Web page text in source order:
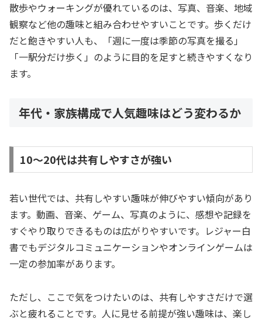
散歩やウォーキングが優れているのは、写真、音楽、地域
観察など他の趣味と組み合わせやすいことです。歩くだけ
だと飽きやすい人も、「週に一度は季節の写真を撮る」
「一駅分だけ歩く」のように目的を足すと続きやすくなり
ます。
年代・家族構成で人気趣味はどう変わるか
10〜20代は共有しやすさが強い
若い世代では、共有しやすい趣味が伸びやすい傾向があり
ます。動画、音楽、ゲーム、写真のように、感想や記録を
すぐやり取りできるものは広がりやすいです。レジャー白
書でもデジタルコミュニケーションやオンラインゲームは
一定の参加率があります。
ただし、ここで気をつけたいのは、共有しやすさだけで選
ぶと疲れることです。人に見せる前提が強い趣味は、楽し